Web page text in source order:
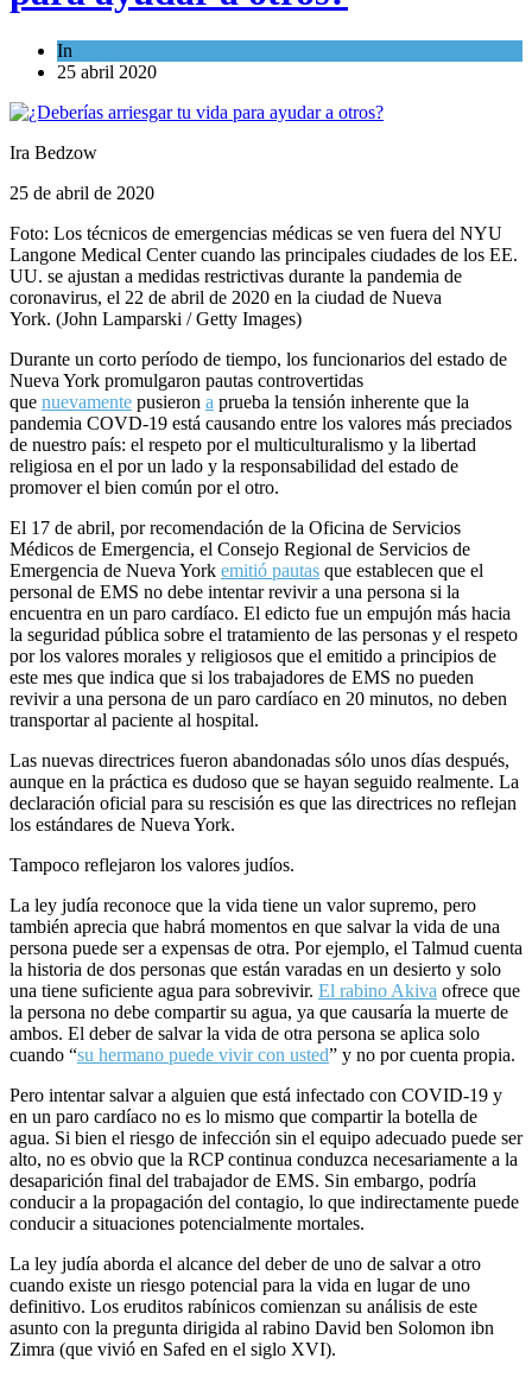
In
25 abril 2020
Ira Bedzow
25 de abril de 2020
Foto: Los técnicos de emergencias médicas se ven fuera del NYU
Langone Medical Center cuando las principales ciudades de los EE.
UU. se ajustan a medidas restrictivas durante la pandemia de
coronavirus, el 22 de abril de 2020 en la ciudad de Nueva
York. (John Lamparski / Getty Images)
Durante un corto período de tiempo, los funcionarios del estado de
Nueva York promulgaron pautas controvertidas
que nuevamente pusieron a prueba la tensión inherente que la
pandemia COVD-19 está causando entre los valores más preciados
de nuestro país: el respeto por el multiculturalismo y la libertad
religiosa en el por un lado y la responsabilidad del estado de
promover el bien común por el otro.
El 17 de abril, por recomendación de la Oficina de Servicios
Médicos de Emergencia, el Consejo Regional de Servicios de
Emergencia de Nueva York emitió pautas que establecen que el
personal de EMS no debe intentar revivir a una persona si la
encuentra en un paro cardíaco. El edicto fue un empujón más hacia
la seguridad pública sobre el tratamiento de las personas y el respeto
por los valores morales y religiosos que el emitido a principios de
este mes que indica que si los trabajadores de EMS no pueden
revivir a una persona de un paro cardíaco en 20 minutos, no deben
transportar al paciente al hospital.
Las nuevas directrices fueron abandonadas sólo unos días después,
aunque en la práctica es dudoso que se hayan seguido realmente. La
declaración oficial para su rescisión es que las directrices no reflejan
los estándares de Nueva York.
Tampoco reflejaron los valores judíos.
La ley judía reconoce que la vida tiene un valor supremo, pero
también aprecia que habrá momentos en que salvar la vida de una
persona puede ser a expensas de otra. Por ejemplo, el Talmud cuenta
la historia de dos personas que están varadas en un desierto y solo
una tiene suficiente agua para sobrevivir. El rabino Akiva ofrece que
la persona no debe compartir su agua, ya que causaría la muerte de
ambos. El deber de salvar la vida de otra persona se aplica solo
cuando “su hermano puede vivir con usted” y no por cuenta propia.
Pero intentar salvar a alguien que está infectado con COVID-19 y
en un paro cardíaco no es lo mismo que compartir la botella de
agua. Si bien el riesgo de infección sin el equipo adecuado puede ser
alto, no es obvio que la RCP continua conduzca necesariamente a la
desaparición final del trabajador de EMS. Sin embargo, podría
conducir a la propagación del contagio, lo que indirectamente puede
conducir a situaciones potencialmente mortales.
La ley judía aborda el alcance del deber de uno de salvar a otro
cuando existe un riesgo potencial para la vida en lugar de uno
definitivo. Los eruditos rabínicos comienzan su análisis de este
asunto con la pregunta dirigida al rabino David ben Solomon ibn
Zimra (que vivió en Safed en el siglo XVI).